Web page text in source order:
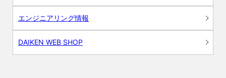
エンジニアリング情報
DAIKEN WEB SHOP